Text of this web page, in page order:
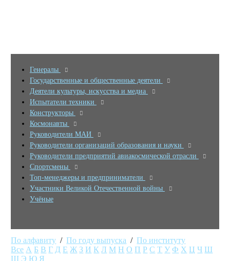
Генералы
Государственные и общественные деятели
Деятели культуры, искусства и медиа
Испытатели техники
Конструкторы
Космонавты
Руководители МАИ
Руководители организаций образования и науки
Руководители предприятий авиакосмической отрасли
Спортсмены
Топ-менеджеры и предприниматели
Участники Великой Отечественной войны
Учёные
По алфавиту /По году выпуска /По институту
Все А Б В Г Д Е Ж З И К Л М Н О П Р С Т У Ф Х Ц Ч Ш
Щ Э Ю Я